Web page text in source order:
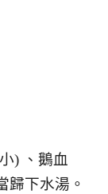
) 、鵝血
歸下水湯。